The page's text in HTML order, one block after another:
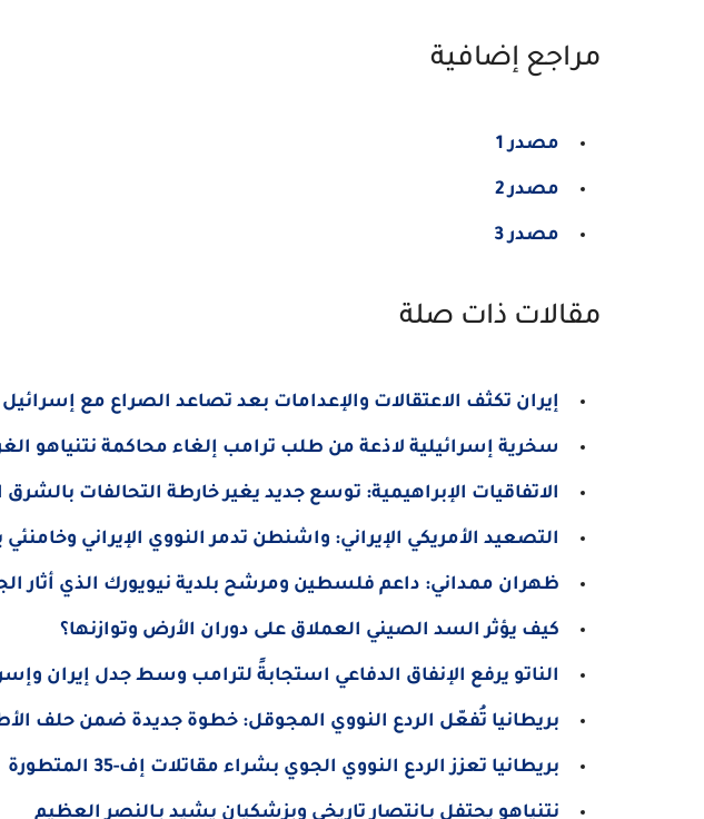
مراجع إضافية
مصدر 1
مصدر 2
مصدر 3
مقالات ذات صلة
إيران تكثف الاعتقالات والإعدامات بعد تصاعد الصراع مع إسرائيل
سخرية إسرائيلية لاذعة من طلب ترامب إلغاء محاكمة نتنياهو
الاتفاقيات الإبراهيمية: توسع جديد يغير خارطة التحالفات
التصعيد الأمريكي الإيراني: واشنطن تدمر النووي الإيراني وخامنئي
ظهران ممداني: داعم فلسطين ومرشح بلدية نيويورك الذي أثار
كيف يؤثر السد الصيني العملاق على دوران الأرض وتوازنها؟
الناتو يرفع الإنفاق الدفاعي استجابةً لترامب وسط جدل إيران
بريطانيا تُفعّل الردع النووي المجوقل: خطوة جديدة ضمن حلف
بريطانيا تعزز الردع النووي الجوي بشراء مقاتلات إف-35 المتطورة
نتنياهو يحتفل بـانتصار تاريخي وبزشكيان يشيد بـالنصر العظيم